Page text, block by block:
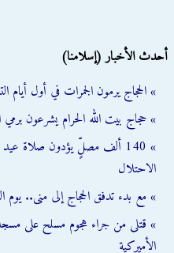
أحدث الأخبار (إسلامنا)
» الحجاج يرمون الجمرات في أول أيام
» حجاج بيت الله الحرام يشرعون
» 140 ألف مصلٍّ يؤدون صلاة
الاحتلال
» مع بدء تدفق الحجاج إلى منى.. يوم
» قتلى من جراء هجوم مسلح على مسجد
الأميركية